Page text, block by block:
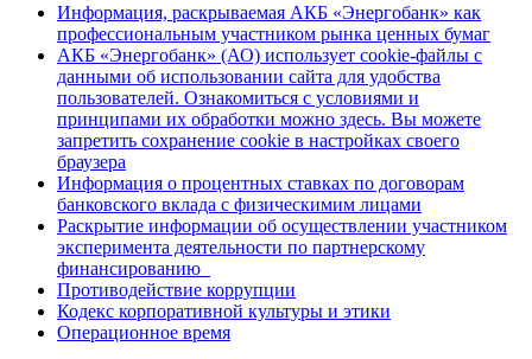
Информация, раскрываемая АКБ «Энергобанк» как
профессиональным участником рынка ценных бумаг
АКБ «Энергобанк» (АО) использует cookie-файлы с
данными об использовании сайта для удобства
пользователей. Ознакомиться с условиями и
принципами их обработки можно здесь. Вы можете
запретить сохранение cookie в настройках своего
браузера
Информация о процентных ставках по договорам
банковского вклада с физическимим лицами
Раскрытие информации об осуществлении участником
эксперимента деятельности по партнерскому
финансированию
Противодействие коррупции
Кодекс корпоративной культуры и этики
Операционное время